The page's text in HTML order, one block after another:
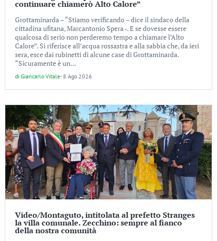
continuare chiamerò Alto Calore”
Grottaminarda – “Stiamo verificando – dice il sindaco della
cittadina ufitana, Marcantonio Spera -. E se dovesse essere
qualcosa di serio non perderemo tempo a chiamare l’Alto
Calore”. Si riferisce all’acqua rossastra e alla sabbia che, da ieri
sera, esce dai rubinetti di alcune case di Grottaminarda.
“Sicuramente è un...
di Giancarlo Vitale- 8 Ago 2026
Video/Montaguto, intitolata al prefetto Stranges
la villa comunale. Zecchino: sempre al fianco
della nostra comunità